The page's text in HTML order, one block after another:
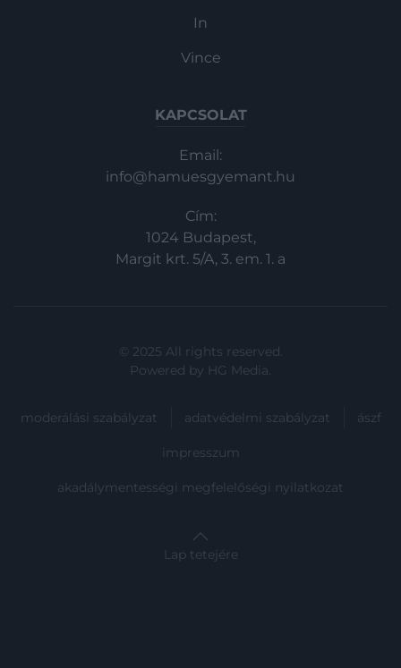
In
Vince
KAPCSOLAT
Email:
info@hamuesgyemant.hu
Cím:
1024 Budapest,
Margit krt. 5/A, 3. em. 1. a
© 2025 All rights reserved.
Powered by HG Media.
moderálási szabályzat adatvédelmi szabályzat ászf
impresszum
akadálymentességi megfelelőségi nyilatkozat
Lap tetejére